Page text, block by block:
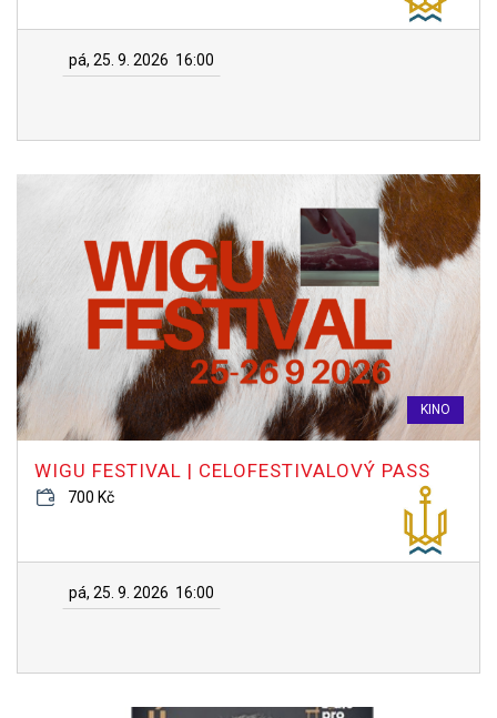
pá, 25. 9. 2026 16:00
KINO
WIGU FESTIVAL | CELOFESTIVALOVÝ PASS
700 Kč
pá, 25. 9. 2026 16:00